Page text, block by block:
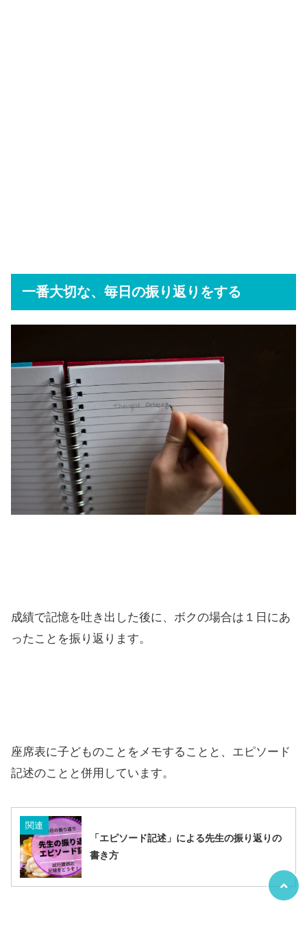
一番大切な、毎日の振り返りをする
成績で記憶を吐き出した後に、ボクの場合は１日にあ
ったことを振り返ります。
座席表に子どものことをメモすることと、エピソード
記述のことと併用しています。
関連
「エピソード記述」による先生の振り返りの
書き方